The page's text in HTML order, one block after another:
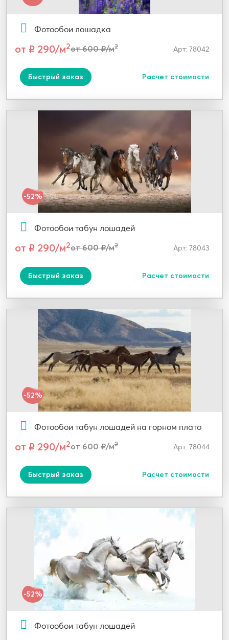
Фотообои лошадка
от ₽ 290/м2от 600 ₽/м2 Арт: 78042
Быстрый заказ Расчет стоимости
-52%
Фотообои табун лошадей
от ₽ 290/м2от 600 ₽/м2 Арт: 78043
Быстрый заказ Расчет стоимости
-52%
Фотообои табун лошадей на горном плато
от ₽ 290/м2от 600 ₽/м2 Арт: 78044
Быстрый заказ Расчет стоимости
-52%
Фотообои табун лошадей